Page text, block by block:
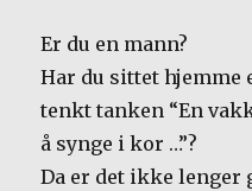
Er du en mann?
Har du sittet hjemme
tenkt tanken “En
å synge i kor …”?
Da er det ikke lenger